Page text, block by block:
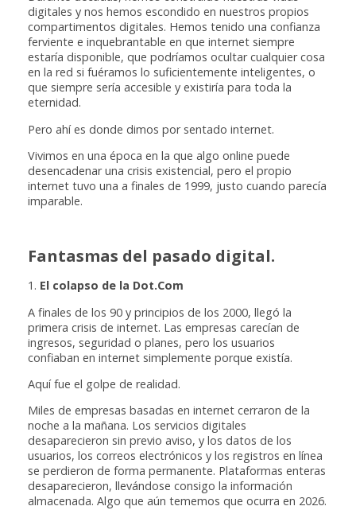
digitales y nos hemos escondido en nuestros propios
compartimentos digitales. Hemos tenido una confianza
ferviente e inquebrantable en que internet siempre
estaría disponible, que podríamos ocultar cualquier cosa
en la red si fuéramos lo suficientemente inteligentes, o
que siempre sería accesible y existiría para toda la
eternidad.
Pero ahí es donde dimos por sentado internet.
Vivimos en una época en la que algo online puede
desencadenar una crisis existencial, pero el propio
internet tuvo una a finales de 1999, justo cuando parecía
imparable.
Fantasmas del pasado digital.
1. El colapso de la Dot.Com
A finales de los 90 y principios de los 2000, llegó la
primera crisis de internet. Las empresas carecían de
ingresos, seguridad o planes, pero los usuarios
confiaban en internet simplemente porque existía.
Aquí fue el golpe de realidad.
Miles de empresas basadas en internet cerraron de la
noche a la mañana. Los servicios digitales
desaparecieron sin previo aviso, y los datos de los
usuarios, los correos electrónicos y los registros en línea
se perdieron de forma permanente. Plataformas enteras
desaparecieron, llevándose consigo la información
almacenada. Algo que aún tememos que ocurra en 2026.